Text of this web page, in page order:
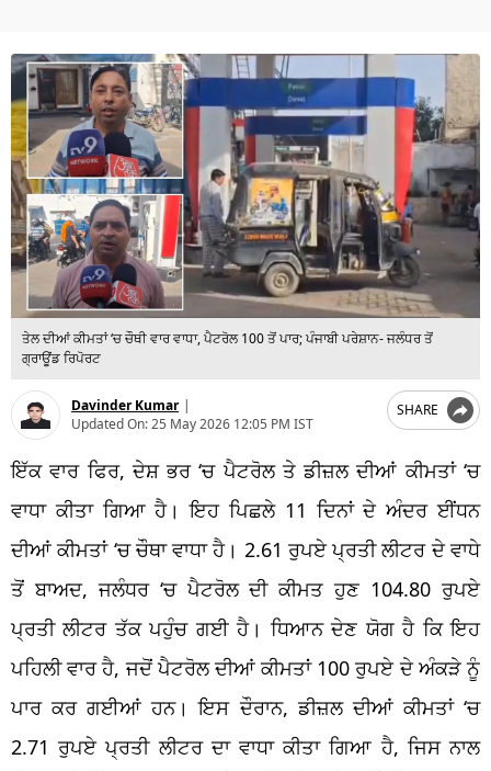
ਤੇਲ ਦੀਆਂ ਕੀਮਤਾਂ ‘ਚ ਚੌਥੀ ਵਾਰ ਵਾਧਾ, ਪੈਟਰੋਲ 100 ਤੋਂ ਪਾਰ; ਪੰਜਾਬੀ ਪਰੇਸ਼ਾਨ- ਜਲੰਧਰ ਤੋਂ
ਗ੍ਰਾਊਂਡ ਰਿਪੋਰਟ
Davinder Kumar |
Updated On:25 May 2026 12:05 PM IST
SHARE
ਇੱਕ ਵਾਰ ਫਿਰ, ਦੇਸ਼ ਭਰ ‘ਚ ਪੈਟਰੋਲ ਤੇ ਡੀਜ਼ਲ ਦੀਆਂ ਕੀਮਤਾਂ ‘ਚ
ਵਾਧਾ ਕੀਤਾ ਗਿਆ ਹੈ। ਇਹ ਪਿਛਲੇ 11 ਦਿਨਾਂ ਦੇ ਅੰਦਰ ਈਂਧਨ
ਦੀਆਂ ਕੀਮਤਾਂ ‘ਚ ਚੌਥਾ ਵਾਧਾ ਹੈ। 2.61 ਰੁਪਏ ਪ੍ਰਤੀ ਲੀਟਰ ਦੇ ਵਾਧੇ
ਤੋਂ ਬਾਅਦ, ਜਲੰਧਰ ‘ਚ ਪੈਟਰੋਲ ਦੀ ਕੀਮਤ ਹੁਣ 104.80 ਰੁਪਏ
ਪ੍ਰਤੀ ਲੀਟਰ ਤੱਕ ਪਹੁੰਚ ਗਈ ਹੈ। ਧਿਆਨ ਦੇਣ ਯੋਗ ਹੈ ਕਿ ਇਹ
ਪਹਿਲੀ ਵਾਰ ਹੈ, ਜਦੋਂ ਪੈਟਰੋਲ ਦੀਆਂ ਕੀਮਤਾਂ 100 ਰੁਪਏ ਦੇ ਅੰਕੜੇ ਨੂੰ
ਪਾਰ ਕਰ ਗਈਆਂ ਹਨ। ਇਸ ਦੌਰਾਨ, ਡੀਜ਼ਲ ਦੀਆਂ ਕੀਮਤਾਂ ‘ਚ
2.71 ਰੁਪਏ ਪ੍ਰਤੀ ਲੀਟਰ ਦਾ ਵਾਧਾ ਕੀਤਾ ਗਿਆ ਹੈ, ਜਿਸ ਨਾਲ